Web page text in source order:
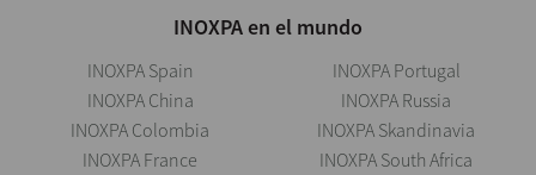
INOXPA en el mundo
INOXPA Spain
INOXPA China
INOXPA Colombia
INOXPA France
INOXPA Portugal
INOXPA Russia
INOXPA Skandinavia
INOXPA South Africa